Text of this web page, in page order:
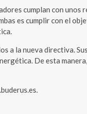
cumplan con unos
es cumplir con el
a la nueva directiva.
De esta